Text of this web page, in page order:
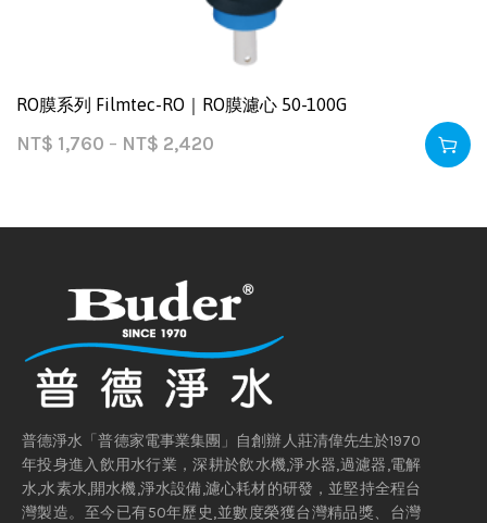
RO膜系列 Filmtec-RO｜RO膜濾心 50-100G
NT$ 1,760 – NT$ 2,420
普德淨水「普德家電事業集團」自創辦人莊清偉先生於1970
年投身進入飲用水行業，深耕於飲水機,淨水器,過濾器,電解
水,水素水,開水機,淨水設備,濾心耗材的研發，並堅持全程台
灣製造。至今已有50年歷史,並數度榮獲台灣精品獎、台灣